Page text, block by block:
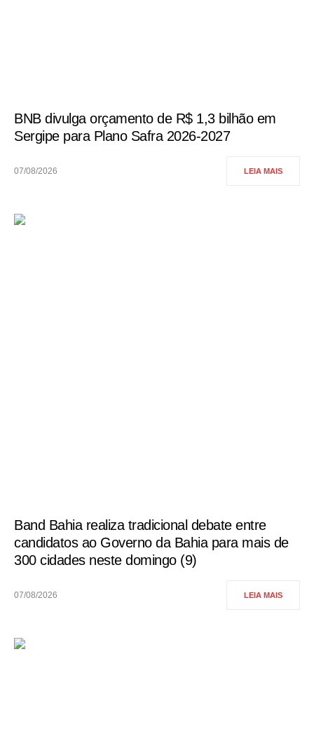
BNB divulga orçamento de R$ 1,3 bilhão em
Sergipe para Plano Safra 2026-2027
07/08/2026 LEIA MAIS
Band Bahia realiza tradicional debate entre
candidatos ao Governo da Bahia para mais de
300 cidades neste domingo (9)
07/08/2026 LEIA MAIS